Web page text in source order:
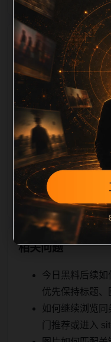
栏目内容归集
，图片文件名和 alt/
章标题生成。如果采
认图兜底；如果标题
关键词连续重复，则
问题和站内推荐，帮
面、专题合集和热榜
性。第5条内容作为
齐、内链结构完善和
相关问题
今日黑料后续如
优先保持标题、
如何继续浏览
门推荐或进入